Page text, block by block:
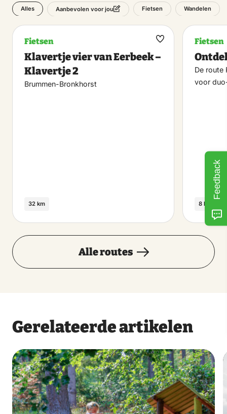
Alles Aanbevolen voor jou Fietsen Wandelen
Fietsen
Klavertje vier van Eerbeek –
Klavertje 2
Brummen-Bronkhorst
32 km
Maak
favoriet
Fietsen
De route
voor
8 km
Alle routes
Gerelateerde artikelen
Feedback